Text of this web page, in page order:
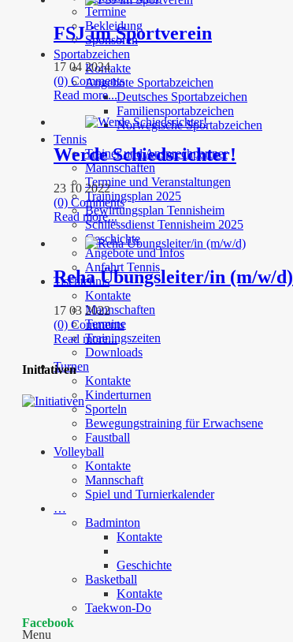
Termine
Bekleidung
Sponsoren
Sportabzeichen
Kontakte
Angebote Sportabzeichen
Deutsches Sportabzeichen
Familiensportabzeichen
Norwegische Sportabzeichen
Tennis
Trainer und Ansprechpartner
Mannschaften
Termine und Veranstaltungen
Trainingsplan 2025
Bewirtungsplan Tennisheim
Schliessdienst Tennisheim 2025
Geschichte
Angebote und Infos
Anfahrt Tennis
Tischtennis
Kontakte
Mannschaften
Termine
Trainingszeiten
Downloads
Turnen
Kontakte
Kinderturnen
Sporteln
Bewegungstraining für Erwachsene
Faustball
Volleyball
Kontakte
Mannschaft
Spiel und Turnierkalender
…
Badminton
Kontakte
Geschichte
Basketball
Kontakte
Taekwon-Do
Menu
FSJ im Sportverein
17 04 2024
(0) Comments
Read more...
Werde Schiedsrichter!
23 10 2022
(0) Comments
Read more...
Reha Übungsleiter/in (m/w/d)
17 03 2022
(0) Comments
Read more...
Initiativen
Facebook